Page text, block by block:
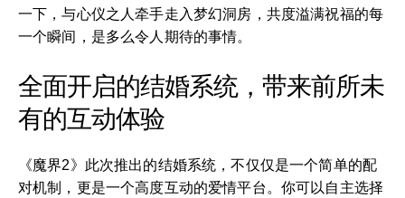
一下，与心仪之人牵手走入梦幻洞房，共度溢满祝福的每
一个瞬间，是多么令人期待的事情。
全面开启的结婚系统，带来前所未
有的互动体验
《魔界2》此次推出的结婚系统，不仅仅是一个简单的配
对机制，更是一个高度互动的爱情平台。你可以自主选择